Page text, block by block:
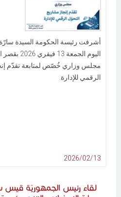
أشرفت رئيسة الحكومة السيدة
اليوم
مجلس وزاري خُصّص لمتابعة تقدّم
الرقمي للإدارة.
2026/02/13
لقاء رئيس الجمهوريّة